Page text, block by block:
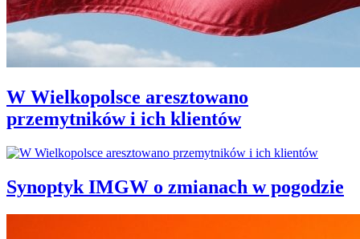
W Wielkopolsce aresztowano
przemytników i ich klientów
Synoptyk IMGW o zmianach w pogodzie